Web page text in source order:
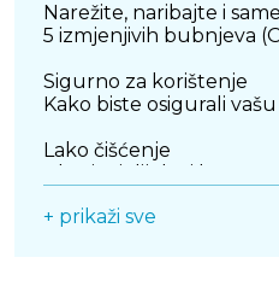
Narežite, naribajte i
5 izmjenjivih bubnjeva
Sigurno za korištenje
Kako biste osigurali
Lako čišćenje
Plastični dijelovi bez
Ultimativni Grip
+ prikaži sve